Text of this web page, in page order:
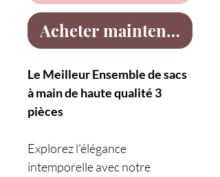
Acheter maintenant
Le Meilleur Ensemble de sacs
à main de haute qualité 3
pièces
Explorez l'élégance
intemporelle avec notre